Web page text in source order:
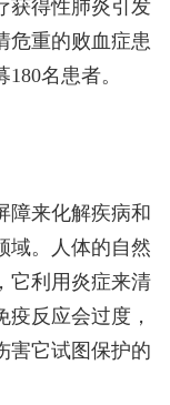
获得性肺炎引发
危重的败血症患
名患者。
障来化解疾病和
域。人体的自然
它利用炎症来清
反应会过度，
害它试图保护的